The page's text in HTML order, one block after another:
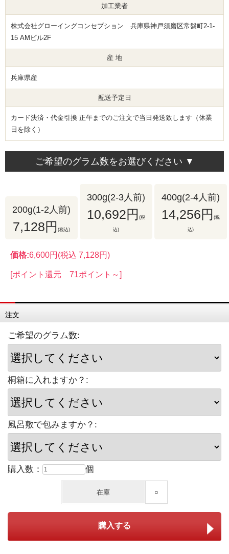
加工業者
株式会社グローイングコンセプション 兵庫県神戸須磨区常盤町2-1-
15 AMビル2F
産 地
兵庫県産
配送予定日
カード決済・代金引換 正午までのご注文で当日発送致します（休業
日を除く）
ご希望のグラム数をお選びください ▼
200g(1-2人前)
7,128円 (税込)
300g(2-3人前)
10,692円 (税
込)
400g(2-4人前)
14,256円 (税
込)
価格:6,600円 (税込 7,128円)
[ポイント還元 71ポイント～]
注文
ご希望のグラム数:
桐箱に入れますか？:
風呂敷で包みますか？:
購入数： 個
在庫 ○